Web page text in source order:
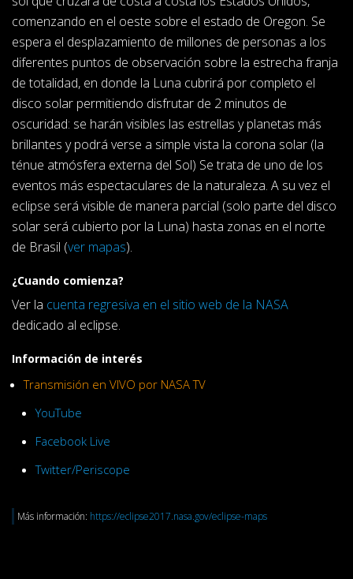
comenzando en el oeste sobre el estado de Oregon. Se
espera el desplazamiento de millones de personas a los
diferentes puntos de observación sobre la estrecha franja
de totalidad, en donde la Luna cubrirá por completo el
disco solar permitiendo disfrutar de 2 minutos de
oscuridad: se harán visibles las estrellas y planetas más
brillantes y podrá verse a simple vista la corona solar (la
ténue atmósfera externa del Sol) Se trata de uno de los
eventos más espectaculares de la naturaleza. A su vez el
eclipse será visible de manera parcial (solo parte del disco
solar será cubierto por la Luna) hasta zonas en el norte
de Brasil (ver mapas).
¿Cuando comienza?
Ver la cuenta regresiva en el sitio web de la NASA
dedicado al eclipse.
Información de interés
Transmisión en VIVO por NASA TV
YouTube
Facebook Live
Twitter/Periscope
Más información: https://eclipse2017.nasa.gov/eclipse-maps